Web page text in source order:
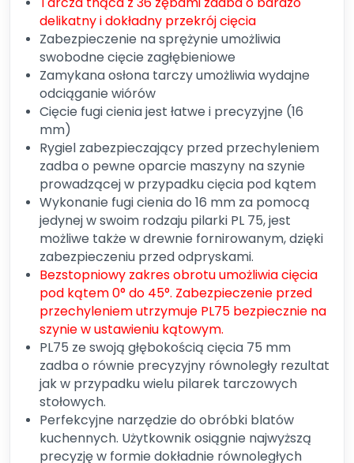
delikatny i dokładny przekrój cięcia
Zabezpieczenie na sprężynie umożliwia
swobodne cięcie zagłębieniowe
Zamykana osłona tarczy umożliwia wydajne
odciąganie wiórów
Cięcie fugi cienia jest łatwe i precyzyjne (16
mm)
Rygiel zabezpieczający przed przechyleniem
zadba o pewne oparcie maszyny na szynie
prowadzącej w przypadku cięcia pod kątem
Wykonanie fugi cienia do 16 mm za pomocą
jedynej w swoim rodzaju pilarki PL 75, jest
możliwe także w drewnie fornirowanym, dzięki
zabezpieczeniu przed odpryskami.
Bezstopniowy zakres obrotu umożliwia cięcia
pod kątem 0° do 45°. Zabezpieczenie przed
przechyleniem utrzymuje PL75 bezpiecznie na
szynie w ustawieniu kątowym.
PL75 ze swoją głębokością cięcia 75 mm
zadba o równie precyzyjny równoległy rezultat
jak w przypadku wielu pilarek tarczowych
stołowych.
Perfekcyjne narzędzie do obróbki blatów
kuchennych. Użytkownik osiągnie najwyższą
precyzję w formie dokładnie równoległych